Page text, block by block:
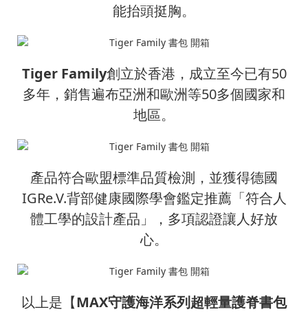
能抬頭挺胸。
Tiger Family創立於香港，成立至今已有50
多年，銷售遍布亞洲和歐洲等50多個國家和
地區。
產品符合歐盟標準品質檢測，並獲得德國
IGRe.V.背部健康國際學會鑑定推薦「符合人
體工學的設計產品」，多項認證讓人好放
心。
以上是【MAX守護海洋系列超輕量護脊書包